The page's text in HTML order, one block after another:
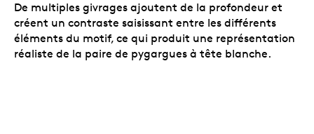
De multiples givrages ajoutent de la profondeur et
créent un contraste saisissant entre les différents
éléments du motif, ce qui produit une représentation
réaliste de la paire de pygargues à tête blanche.